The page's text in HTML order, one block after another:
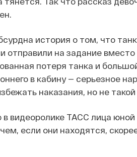
история о том, что
отправили на задание
потеря танка и
в кабину — серьезное
наказания, но не
видеоролике ТАСС лица
если они находятся,